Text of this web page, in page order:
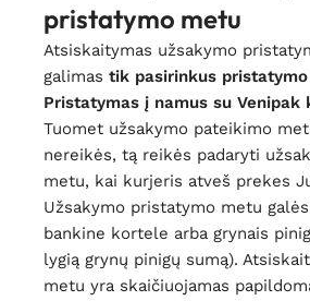
pristatymo metu
Atsiskaitymas užsakymo
galimas tik pasirinkus pristatymo
Pristatymas į namus su Venipak
Tuomet užsakymo pateikimo
nereikės, tą reikės padaryti
metu, kai kurjeris atveš prekes
Užsakymo pristatymo metu
bankine kortele arba grynais
lygią grynų pinigų sumą).
metu yra skaičiuojamas